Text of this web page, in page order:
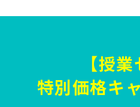
【授
特別価格キ